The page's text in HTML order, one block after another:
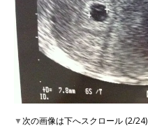
▼次の画像は下へスクロール (2/24)